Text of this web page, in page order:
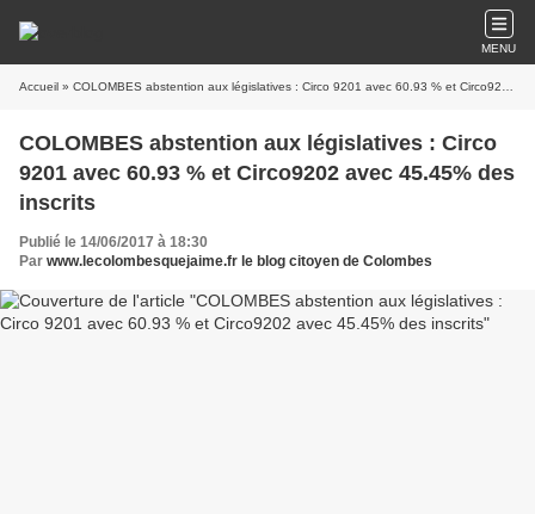
MENU
Accueil » COLOMBES abstention aux législatives : Circo 9201 avec 60.93 % et Circo9202 avec 45.45% des inscrits
COLOMBES abstention aux législatives : Circo
9201 avec 60.93 % et Circo9202 avec 45.45% des
inscrits
Publié le 14/06/2017 à 18:30
Par www.lecolombesquejaime.fr le blog citoyen de Colombes